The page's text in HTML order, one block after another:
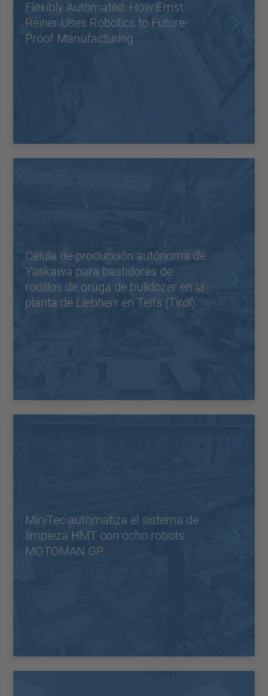
Flexibly Automated: How Ernst
Reiner Uses Robotics to Future-
Proof Manufacturing
Célula de producción autónoma de
Yaskawa para bastidores de
rodillos de oruga de bulldozer en la
planta de Liebherr en Telfs (Tirol)
MiniTec automatiza el sistema de
limpieza HMT con ocho robots
MOTOMAN GP.